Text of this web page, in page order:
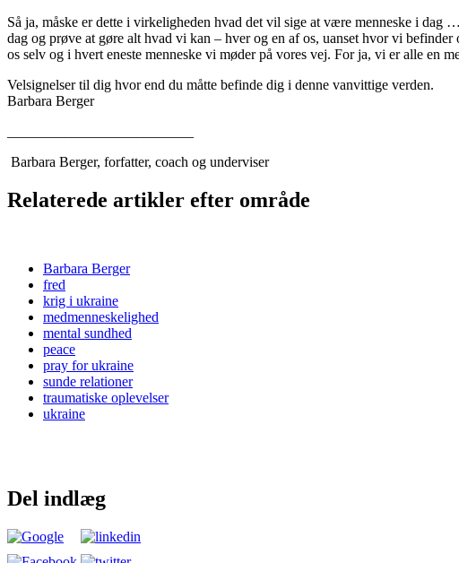
Så ja, måske er dette i virkeligheden hvad det vil sige at være menneske i
dag og prøve at gøre alt hvad vi kan – hver og en af os, uanset hvor vi
os selv og i hvert eneste menneske vi møder på vores vej. For ja, vi er alle
Velsignelser til dig hvor end du måtte befinde dig i denne vanvittige verden.
Barbara Berger
Barbara Berger, forfatter, coach og underviser
Relaterede artikler efter område
Barbara Berger
fred
krig i ukraine
medmenneskelighed
mental sundhed
peace
pray for ukraine
sunde relationer
traumatiske oplevelser
ukraine
Del indlæg